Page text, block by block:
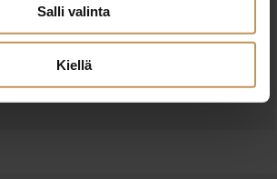
Salli valinta
Kiellä